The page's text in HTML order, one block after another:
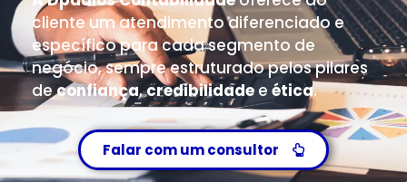
cliente um atendimento diferenciado e
específico para cada segmento de
negócio, sempre estruturado pelos pilares
deconfiança,credibilidade e ética.
Falar com um consultor